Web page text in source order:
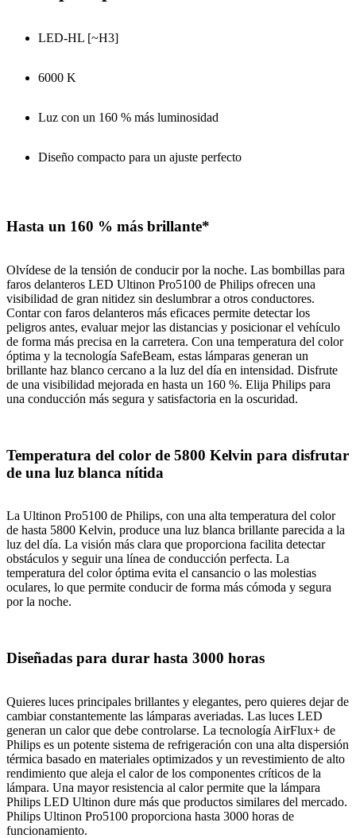
LED-HL [~H3]
6000 K
Luz con un 160 % más luminosidad
Diseño compacto para un ajuste perfecto
Hasta un 160 % más brillante*
Olvídese de la tensión de conducir por la noche. Las bombillas para
faros delanteros LED Ultinon Pro5100 de Philips ofrecen una
visibilidad de gran nitidez sin deslumbrar a otros conductores.
Contar con faros delanteros más eficaces permite detectar los
peligros antes, evaluar mejor las distancias y posicionar el vehículo
de forma más precisa en la carretera. Con una temperatura del color
óptima y la tecnología SafeBeam, estas lámparas generan un
brillante haz blanco cercano a la luz del día en intensidad. Disfrute
de una visibilidad mejorada en hasta un 160 %. Elija Philips para
una conducción más segura y satisfactoria en la oscuridad.
Temperatura del color de 5800 Kelvin para disfrutar
de una luz blanca nítida
La Ultinon Pro5100 de Philips, con una alta temperatura del color
de hasta 5800 Kelvin, produce una luz blanca brillante parecida a la
luz del día. La visión más clara que proporciona facilita detectar
obstáculos y seguir una línea de conducción perfecta. La
temperatura del color óptima evita el cansancio o las molestias
oculares, lo que permite conducir de forma más cómoda y segura
por la noche.
Diseñadas para durar hasta 3000 horas
Quieres luces principales brillantes y elegantes, pero quieres dejar de
cambiar constantemente las lámparas averiadas. Las luces LED
generan un calor que debe controlarse. La tecnología AirFlux+ de
Philips es un potente sistema de refrigeración con una alta dispersión
térmica basado en materiales optimizados y un revestimiento de alto
rendimiento que aleja el calor de los componentes críticos de la
lámpara. Una mayor resistencia al calor permite que la lámpara
Philips LED Ultinon dure más que productos similares del mercado.
Philips Ultinon Pro5100 proporciona hasta 3000 horas de
funcionamiento.